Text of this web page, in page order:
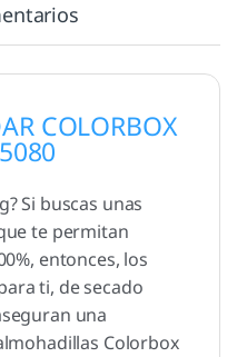
COLORBOX
Si buscas unas
te permitan
entonces, los
ti, de secado
una
Colorbox